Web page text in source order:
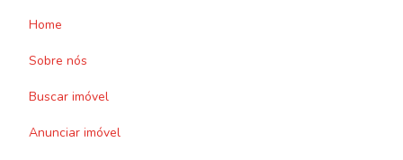
Home
Sobre nós
Buscar imóvel
Anunciar imóvel